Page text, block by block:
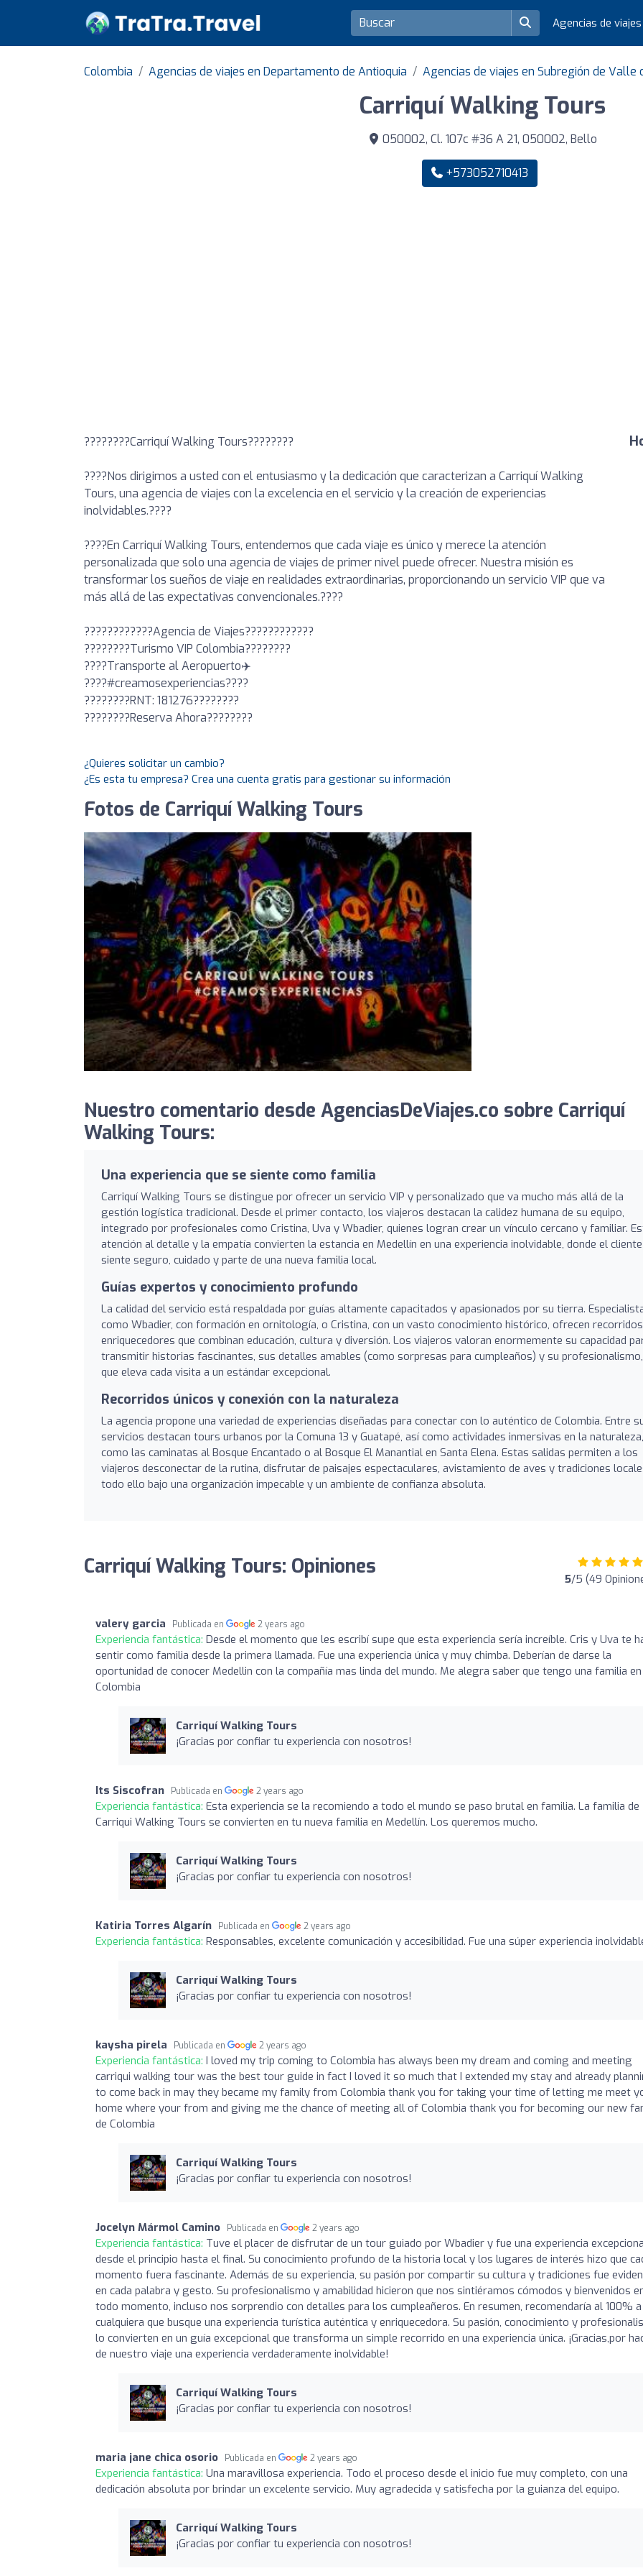
Agencias de viajes
Colombia Agencias de viajes en Departamento de Antioquia Agencias de viajes en Subregión de Valle
Carriquí Walking Tours
050002, Cl. 107c #36 A 21, 050002, Bello
+573052710413
????????Carriquí Walking Tours????????
????Nos dirigimos a usted con el entusiasmo y la dedicación que caracterizan a Carriquí Walking
Tours, una agencia de viajes con la excelencia en el servicio y la creación de experiencias
inolvidables.????
????En Carriquí Walking Tours, entendemos que cada viaje es único y merece la atención
personalizada que solo una agencia de viajes de primer nivel puede ofrecer. Nuestra misión es
transformar los sueños de viaje en realidades extraordinarias, proporcionando un servicio VIP que va
más allá de las expectativas convencionales.????
????????????Agencia de Viajes????????????
????????Turismo VIP Colombia????????
????Transporte al Aeropuerto✈️
????#creamosexperiencias????
????????RNT: 181276????????
????????Reserva Ahora????????
¿Quieres solicitar un cambio?
¿Es esta tu empresa? Crea una cuenta gratis para gestionar su información
Fotos de Carriquí Walking Tours
Nuestro comentario desde AgenciasDeViajes.co sobre Carriquí
Walking Tours:
Una experiencia que se siente como familia
Carriquí Walking Tours se distingue por ofrecer un servicio VIP y personalizado que va mucho más allá de la
gestión logística tradicional. Desde el primer contacto, los viajeros destacan la calidez humana de su equipo,
integrado por profesionales como Cristina, Uva y Wbadier, quienes logran crear un vínculo cercano y familiar.
atención al detalle y la empatía convierten la estancia en Medellín en una experiencia inolvidable, donde el
siente seguro, cuidado y parte de una nueva familia local.
Guías expertos y conocimiento profundo
La calidad del servicio está respaldada por guías altamente capacitados y apasionados por su tierra.
como Wbadier, con formación en ornitología, o Cristina, con un vasto conocimiento histórico, ofrecen recorridos
enriquecedores que combinan educación, cultura y diversión. Los viajeros valoran enormemente su capacidad
transmitir historias fascinantes, sus detalles amables (como sorpresas para cumpleaños) y su
que eleva cada visita a un estándar excepcional.
Recorridos únicos y conexión con la naturaleza
La agencia propone una variedad de experiencias diseñadas para conectar con lo auténtico de Colombia. Entre
servicios destacan tours urbanos por la Comuna 13 y Guatapé, así como actividades inmersivas en la naturaleza,
como las caminatas al Bosque Encantado o al Bosque El Manantial en Santa Elena. Estas salidas permiten a los
viajeros desconectar de la rutina, disfrutar de paisajes espectaculares, avistamiento de aves y tradiciones
todo ello bajo una organización impecable y un ambiente de confianza absoluta.
Carriquí Walking Tours: Opiniones 5/5 (49
valery garcia Publicada en 2 years ago
Experiencia fantástica: Desde el momento que les escribí supe que esta experiencia sería increíble. Cris y Uva te
sentir como familia desde la primera llamada. Fue una experiencia única y muy chimba. Deberían de darse la
oportunidad de conocer Medellin con la compañía mas linda del mundo. Me alegra saber que tengo una familia en
Colombia
Carriquí Walking Tours
¡Gracias por confiar tu experiencia con nosotros!
Its Siscofran Publicada en 2 years ago
Experiencia fantástica: Esta experiencia se la recomiendo a todo el mundo se paso brutal en familia. La familia de
Carriqui Walking Tours se convierten en tu nueva familia en Medellín. Los queremos mucho.
Carriquí Walking Tours
¡Gracias por confiar tu experiencia con nosotros!
Katiria Torres Algarín Publicada en 2 years ago
Experiencia fantástica: Responsables, excelente comunicación y accesibilidad. Fue una súper experiencia
Carriquí Walking Tours
¡Gracias por confiar tu experiencia con nosotros!
kaysha pirela Publicada en 2 years ago
Experiencia fantástica: I loved my trip coming to Colombia has always been my dream and coming and meeting
carriqui walking tour was the best tour guide in fact I loved it so much that I extended my stay and already
to come back in may they became my family from Colombia thank you for taking your time of letting me meet
home where your from and giving me the chance of meeting all of Colombia thank you for becoming our new
de Colombia
Carriquí Walking Tours
¡Gracias por confiar tu experiencia con nosotros!
Jocelyn Mármol Camino Publicada en 2 years ago
Experiencia fantástica: Tuve el placer de disfrutar de un tour guiado por Wbadier y fue una experiencia
desde el principio hasta el final. Su conocimiento profundo de la historia local y los lugares de interés hizo que
momento fuera fascinante. Además de su experiencia, su pasión por compartir su cultura y tradiciones fue
en cada palabra y gesto. Su profesionalismo y amabilidad hicieron que nos sintiéramos cómodos y bienvenidos
todo momento, incluso nos sorprendio con detalles para los cumpleañeros. En resumen, recomendaría al 100% a
cualquiera que busque una experiencia turística auténtica y enriquecedora. Su pasión, conocimiento y
lo convierten en un guía excepcional que transforma un simple recorrido en una experiencia única. ¡Gracias,por
de nuestro viaje una experiencia verdaderamente inolvidable!
Carriquí Walking Tours
¡Gracias por confiar tu experiencia con nosotros!
maria jane chica osorio Publicada en 2 years ago
Experiencia fantástica: Una maravillosa experiencia. Todo el proceso desde el inicio fue muy completo, con una
dedicación absoluta por brindar un excelente servicio. Muy agradecida y satisfecha por la guianza del equipo.
Carriquí Walking Tours
¡Gracias por confiar tu experiencia con nosotros!